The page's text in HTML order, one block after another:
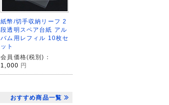
紙幣/切手収納リーフ 2
段透明スペア台紙 アル
バム用レフィル 10枚セ
ット
会員価格(税別)：
1,000 円
おすすめ商品一覧